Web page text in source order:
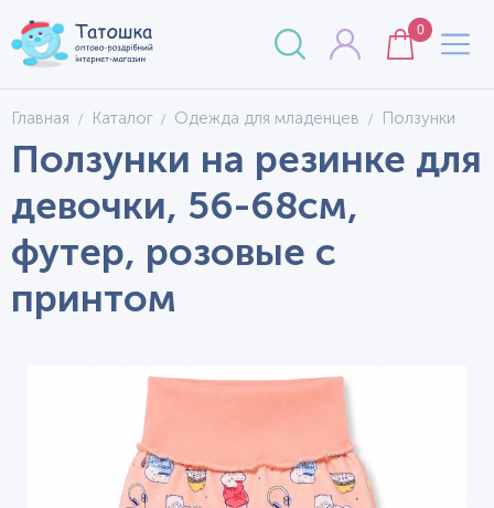
0
Главная Каталог Одежда для младенцев Ползунки
Ползунки на резинке для
девочки, 56-68см,
футер, розовые с
принтом